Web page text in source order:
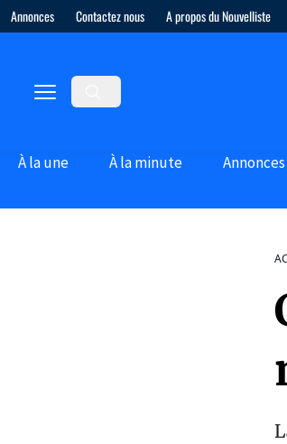
Annonces Contactez nous A propos du Nouvelliste
À la une À la minute Annonces